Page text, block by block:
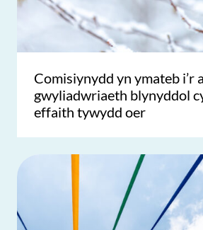
Comisiynydd yn ymateb i’r
gwyliadwriaeth blynyddol
effaith tywydd oer